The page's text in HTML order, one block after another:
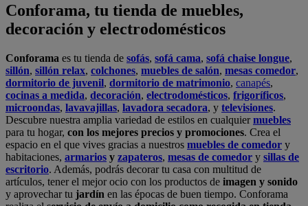
Conforama, tu tienda de muebles,
decoración y electrodomésticos
Conforama es tu tienda de sofás, sofá cama, sofá chaise longue,
sillón, sillón relax, colchones, muebles de salón, mesas comedor,
dormitorio de juvenil, dormitorio de matrimonio, canapés,
cocinas a medida, decoración, electrodomésticos, frigoríficos,
microondas, lavavajillas, lavadora secadora, y televisiones.
Descubre nuestra amplia variedad de estilos en cualquiermuebles
para tu hogar, con los mejores precios y promociones. Crea el
espacio en el que vives gracias a nuestros muebles de comedor y
habitaciones, armarios y zapateros, mesas de comedor y sillas de
escritorio. Además, podrás decorar tu casa con multitud de
artículos, tener el mejor ocio con los productos de imagen y sonido
y aprovechar tu jardín en las épocas de buen tiempo. Conforama